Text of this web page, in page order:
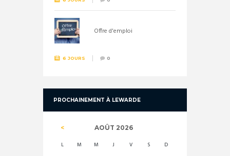
Offre d'emploi
6 JOURS 0
PROCHAINEMENT À LEWARDE
AOÛT 2026
L M M J V S D